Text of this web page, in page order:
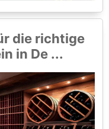
die richtige
in De ...